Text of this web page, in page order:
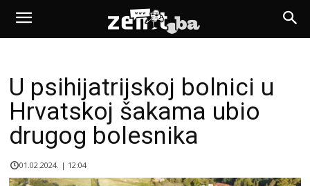
U psihijatrijskoj bolnici u
Hrvatskoj šakama ubio
drugog bolesnika
01.02.2024. | 12:04